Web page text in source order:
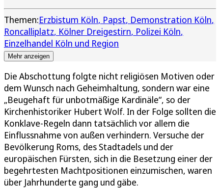
Themen:Erzbistum Köln Papst Demonstration Köln
Roncalliplatz Kölner Dreigestirn Polizei Köln
Einzelhandel Köln und Region
Mehr anzeigen
Die Abschottung folgte nicht religiösen Motiven oder
dem Wunsch nach Geheimhaltung, sondern war eine
„Beugehaft für unbotmäßige Kardinäle“, so der
Kirchenhistoriker Hubert Wolf. In der Folge sollten die
Konklave-Regeln dann tatsächlich vor allem die
Einflussnahme von außen verhindern. Versuche der
Bevölkerung Roms, des Stadtadels und der
europäischen Fürsten, sich in die Besetzung einer der
begehrtesten Machtpositionen einzumischen, waren
über Jahrhunderte gang und gäbe.